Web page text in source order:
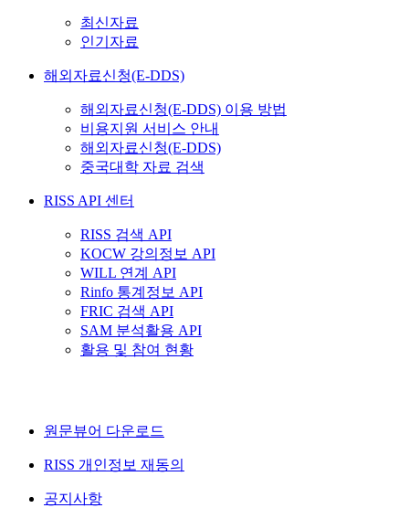
최신자료
인기자료
해외자료신청(E-DDS)
해외자료신청(E-DDS) 이용 방법
비용지원 서비스 안내
해외자료신청(E-DDS)
중국대학 자료 검색
RISS API 센터
RISS 검색 API
KOCW 강의정보 API
WILL 연계 API
Rinfo 통계정보 API
FRIC 검색 API
SAM 분석활용 API
활용 및 참여 현황
원문뷰어 다운로드
RISS 개인정보 재동의
공지사항